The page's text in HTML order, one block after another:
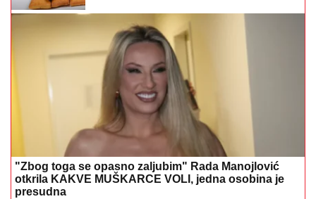
"Zbog toga se opasno zaljubim" Rada Manojlović
otkrila KAKVE MUŠKARCE VOLI, jedna osobina je
presudna